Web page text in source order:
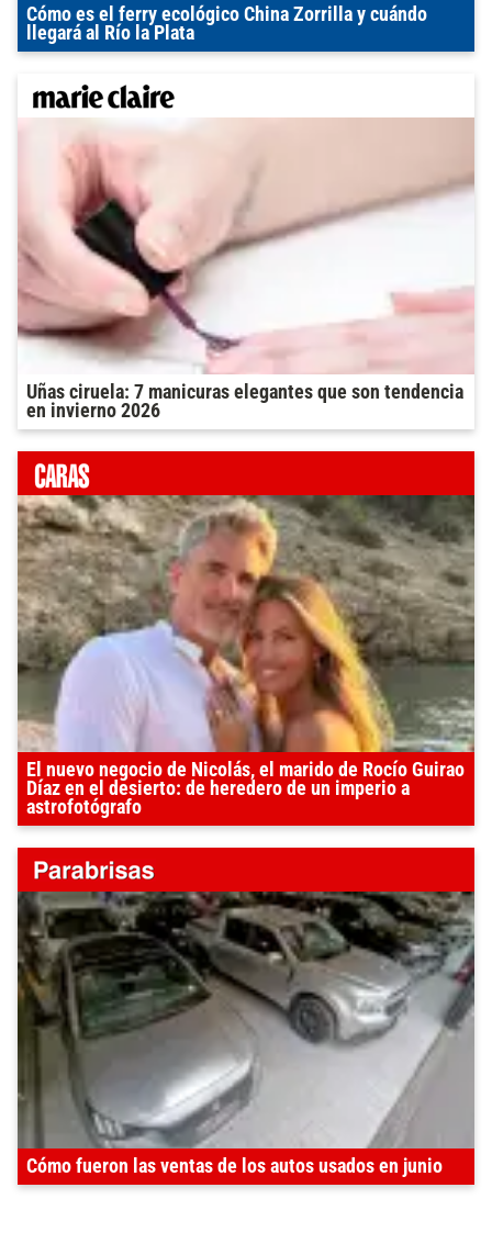
Cómo es el ferry ecológico China Zorrilla y cuándo
llegará al Río la Plata
Uñas ciruela: 7 manicuras elegantes que son tendencia
en invierno 2026
El nuevo negocio de Nicolás, el marido de Rocío Guirao
Díaz en el desierto: de heredero de un imperio a
astrofotógrafo
Cómo fueron las ventas de los autos usados en junio